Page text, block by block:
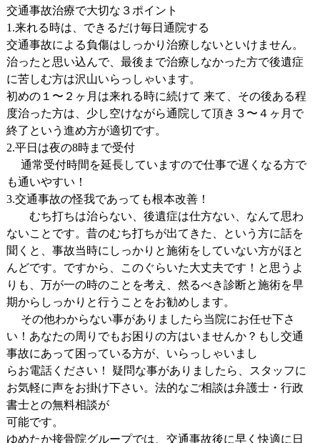
交通事故治療で大切な３ポイント
1.来れる時は、できるだけ毎日通院する
交通事故による負傷はしっかり治療しないといけません。
治ったと思い込んで、最後まで治療しなかった方で後遺症
に苦しむ方は沢山いらっしゃいます。
初めの１〜２ヶ月は来れる時に続けて 来て、その後ある程
度治った方は、少し空けながら通院して頂き３〜４ヶ月で
終了という進め方が適切です。
2.平日は夜の8時まで受付
通常受付時間を延長していますので仕事で遅くなる方で
も通いやすい！
3.交通事故の怪我であっても根本改善！
むち打ちは治らない、後遺症は仕方ない、なんて思わ
ないことです。昔のむち打ちが出てきた、という方に話を
聞くと、事故当時にしっかりと施術をしていない方がほと
んどです。ですから、このぐらいた大丈夫です！と思うよ
りも、万が一の時のことを考え、然るべき診断と施術を早
期からしっかりと行うことをお勧めします。
その他わからない事がありましたら当院にお任せ下さ
い！あなたの周りでもお困りの方はいませんか？もし交通
事故にあって困っている方が、いらっしゃいまし
らお電話ください！ 疑問な事がありましたら、スタッフに
お気軽に声をお掛け下さい。法的なご相談は弁護士・行政
書士との無料相談が
可能です。
ゆめたか接骨院グループでは、交通事故後に早く快適に日